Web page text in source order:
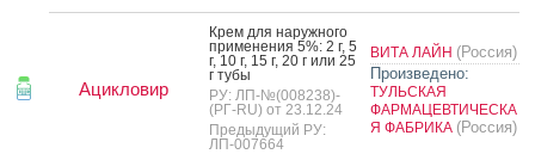
Ацикловир
Крем для на­руж­но­го
при­мене­ния 5%: 2 г, 5
г, 10 г, 15 г, 20 г или 25
г ту­бы
РУ: ЛП-№(008238)-
(РГ-RU) от 23.12.24
Предыдущий РУ:
ЛП-007664
ВИТА ЛАЙН (Россия)
Произведено:
ТУЛЬСКАЯ
ФАРМАЦЕВТИЧЕСКА
Я ФАБРИКА (Россия)